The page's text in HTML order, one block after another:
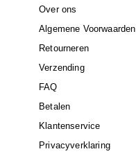
Over ons
Algemene Voorwaarden
Retourneren
Verzending
FAQ
Betalen
Klantenservice
Privacyverklaring